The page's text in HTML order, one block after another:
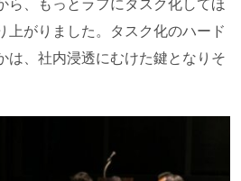
上がりました。タスク化のハード
は、社内浸透にむけた鍵となりそ